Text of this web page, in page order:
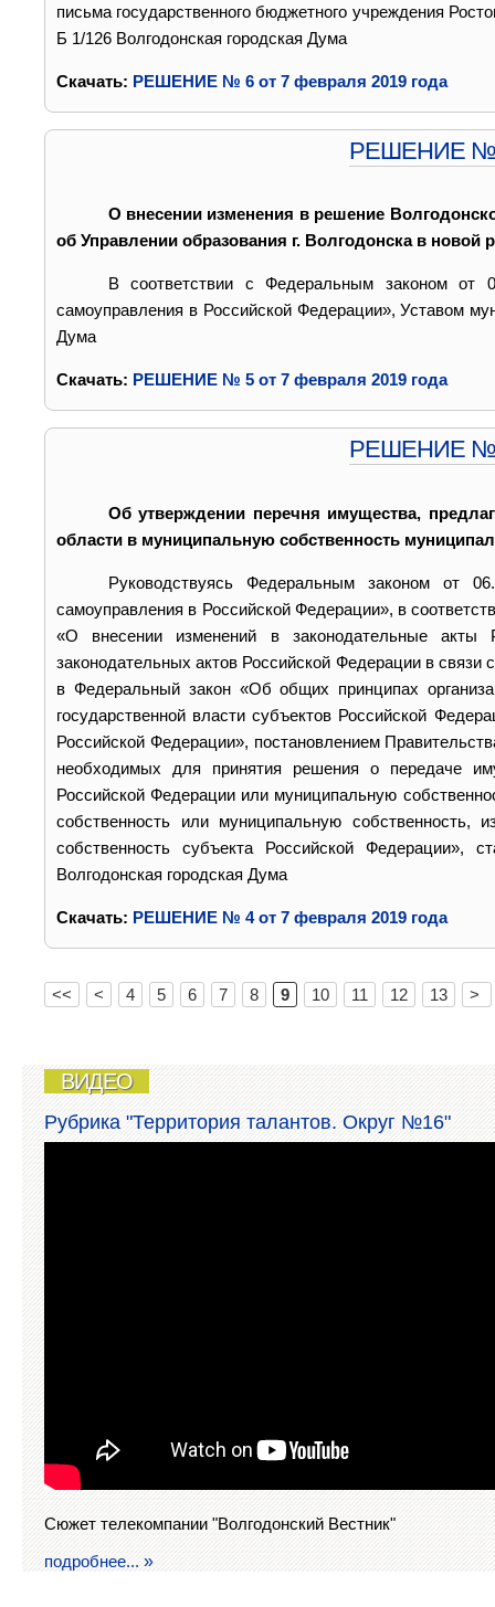
письма государственного бюджетного учреждения
Б 1/126 Волгодонская городская Дума
Cкачать: РЕШЕНИЕ № 6 от 7 февраля 2019 года
РЕШЕНИЕ № 5
О внесении изменения в решение
об Управлении образования г. Волгодонска в новой
В соответствии с Федеральным законом от
самоуправления в Российской Федерации», Уставом
Дума
Cкачать: РЕШЕНИЕ № 5 от 7 февраля 2019 года
РЕШЕНИЕ № 4
Об утверждении перечня имущества,
области в муниципальную собственность
Руководствуясь Федеральным законом от
самоуправления в Российской Федерации», в
«О внесении изменений в законодательные акты
законодательных актов Российской Федерации в
в Федеральный закон «Об общих принципах
государственной власти субъектов Российской
Российской Федерации», постановлением
необходимых для принятия решения о передаче
Российской Федерации или муниципальную
собственность или муниципальную собственность,
собственность субъекта Российской Федерации»,
Волгодонская городская Дума
Cкачать: РЕШЕНИЕ № 4 от 7 февраля 2019 года
<< < 4 5 6 7 8 9 10 11 12 13 >
ВИДЕО
Рубрика "Территория талантов. Округ №16"
Сюжет телекомпании "Волгодонский Вестник"
подробнее...